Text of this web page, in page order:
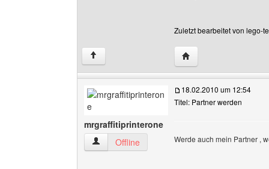
Zuletzt bearbeitet von lego-
↑ Website dieses
mrgraffitiprinterone
mrgraffitiprinterone Benutzer-Profile anzeigen
Offline
18.02.2010 um 12:54
Titel: Partner werden
Werde auch mein Partner ,